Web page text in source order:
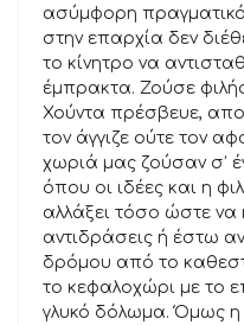
ασύμφορη
στην επαρχία δεν
το κίνητρο να
έμπρακτα. Ζούσε
Χούντα πρέσβευε,
τον άγγιζε ούτε τον
χωριά μας ζούσαν σ’
όπου οι ιδέες και η
αλλάξει τόσο ώστε να
αντιδράσεις ή έστω
δρόμου από το
το κεφαλοχώρι με το
γλυκό δόλωμα. Όμως η